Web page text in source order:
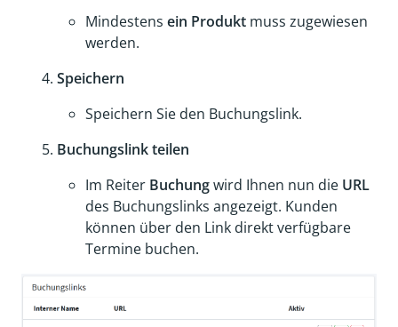
Mindestens ein Produkt muss zugewiesen
werden.
Speichern
Speichern Sie den Buchungslink.
Buchungslink teilen
Im Reiter Buchungwird Ihnen nun die URL
des Buchungslinks angezeigt. Kunden
können über den Link direkt verfügbare
Termine buchen.